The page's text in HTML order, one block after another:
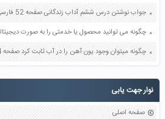
نوار جهت یابی
صفحه اصلی
جواب نوشتن درس ششم آداب زندگانی صفحه 52 فارسی نهم
چگونه میتوان وجود یون آهن را در آب ثابت کرد صفحه 134 آزمایشگاه علوم تجربی دهم